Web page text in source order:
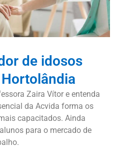
de idosos
Zaira Vítor e entenda
da Acvida forma os
capacitados. Ainda
para o mercado de